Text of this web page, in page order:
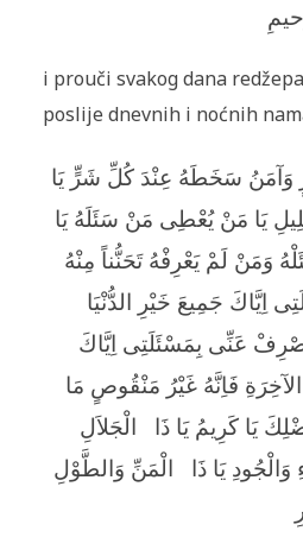
i prouči svakog dana
poslije dnevnih i noćnih
وَآمَنُ سَخَطَهُ عِنْدَ كُلِّ شَرٍّ يَا
يَا مَنْ يُعْطِى مَنْ سَئَلَهُ يَا
وَمَنْ لَمْ يَعْرِفْهُ تَحَنُّناً مِنْهُ
اِيَّاكَ جَمِيعَ خَيْرِ الدُّنْيَا
عَنِّى بِمَسْئَلَتِى اِيَّاكَ
فَاِنَّهُ غَيْرُ مَنْقُوصٍ مَا
يَا كَرِيمُ يَا ذَا
الْجَلاَلِ
وَالْجُودِ يَا ذَا
الْمَنِّ وَالطَّوْلِ